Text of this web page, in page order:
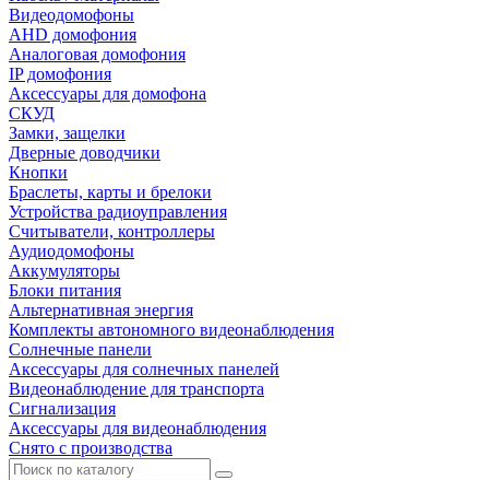
Видеодомофоны
AHD домофония
Аналоговая домофония
IP домофония
Аксессуары для домофона
СКУД
Замки, защелки
Дверные доводчики
Кнопки
Браслеты, карты и брелоки
Устройства радиоуправления
Считыватели, контроллеры
Аудиодомофоны
Аккумуляторы
Блоки питания
Альтернативная энергия
Комплекты автономного видеонаблюдения
Солнечные панели
Аксессуары для солнечных панелей
Видеонаблюдение для транспорта
Сигнализация
Аксессуары для видеонаблюдения
Снято с производства